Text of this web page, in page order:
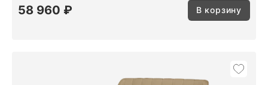
58 960 ₽ В корзину